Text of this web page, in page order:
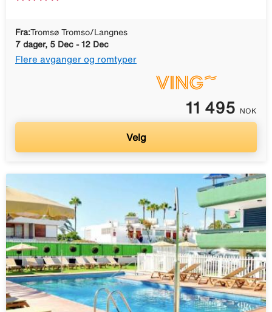
Fra:Tromsø Tromso/Langnes
7 dager, 5 Dec - 12 Dec
Flere avganger og romtyper
11 495 NOK
Velg